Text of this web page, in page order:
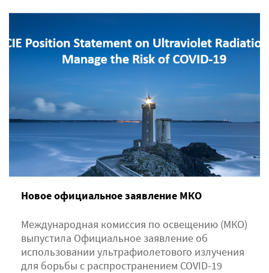
Новое официальное заявление МКО
Международная комиссия по освещению (МКО)
выпустила Официальное заявление об
использовании ультрафиолетового излучения
для борьбы с распространением COVID-19